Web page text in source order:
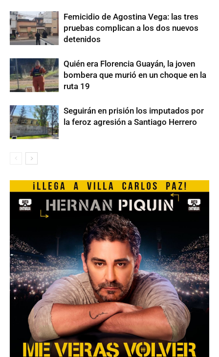
Femicidio de Agostina Vega: las tres
pruebas complican a los dos nuevos
detenidos
Quién era Florencia Guayán, la joven
bombera que murió en un choque en la
ruta 19
Seguirán en prisión los imputados por
la feroz agresión a Santiago Herrero